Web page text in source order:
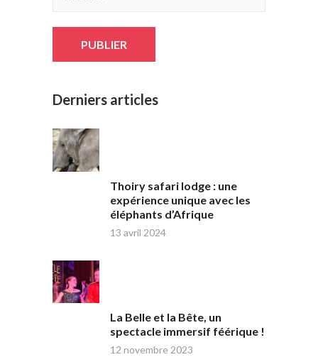
Derniers articles
Thoiry safari lodge : une
expérience unique avec les
éléphants d’Afrique
13 avril 2024
La Belle et la Bête, un
spectacle immersif féérique !
12 novembre 2023